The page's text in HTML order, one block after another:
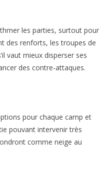
les parties, surtout pour
des renforts, les troupes de
vaut mieux disperser ses
des contre-attaques.
pour chaque camp et
pouvant intervenir très
comme neige au